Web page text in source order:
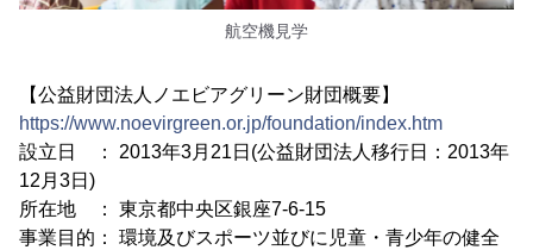
航空機見学
【公益財団法人ノエビアグリーン財団概要】
https://www.noevirgreen.or.jp/foundation/index.htm
設立日 ： 2013年3月21日(公益財団法人移行日：2013年
12月3日)
所在地 ： 東京都中央区銀座7-6-15
事業目的： 環境及びスポーツ並びに児童・青少年の健全